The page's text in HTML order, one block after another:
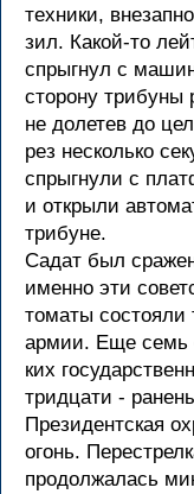
техники,
зил. Какой-то
спрыгнул с
сторону трибуны
не долетев до
рез несколько
спрыгнули с
и открыли
трибуне.
Садат был
именно эти
томаты состояли
армии. Еще семь
ких
тридцати -
Президентская
огонь.
продолжалась